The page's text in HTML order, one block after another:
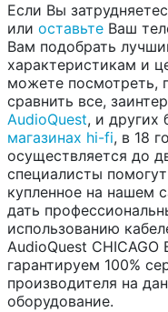
Если Вы
или оставьте Ваш
Вам подобрать
характеристикам и
можете посмотреть,
сравнить все,
AudioQuest, и других
магазинах hi-fi, в 18
осуществляется до
специалисты
купленное на нашем
дать
использованию
AudioQuest CHICAGO
гарантируем 100%
производителя на
оборудование.